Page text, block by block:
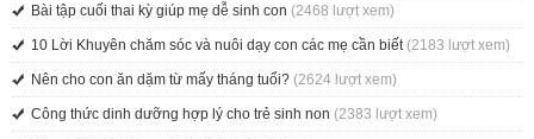
Bài tập cuối thai kỳ giúp mẹ dễ sinh con (2468 lượt xem)
10 Lời Khuyên chăm sóc và nuôi dạy con các mẹ cần biết (2183 lượt xem)
Nên cho con ăn dặm từ mấy tháng tuổi? (2624 lượt xem)
Công thức dinh dưỡng hợp lý cho trẻ sinh non (2383 lượt xem)